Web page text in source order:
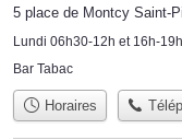
5 place de Montcy Saint-
Lundi 06h30-12h et 16h-19h
Bar Tabac
Horaires